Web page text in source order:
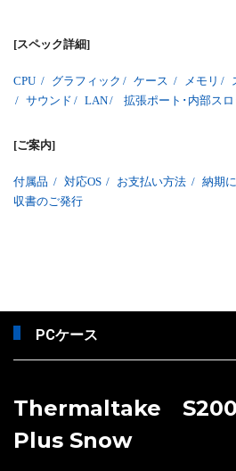
[スペック詳細]
CPU / グラフィック / ケース / メモリ /
/ サウンド / LAN/ 拡張ポート･内部スロ
[ご案内]
付属品 / 対応OS / お支払い方法 / 納期
収書のご発行
PCケース
Thermaltake S200
Plus Snow